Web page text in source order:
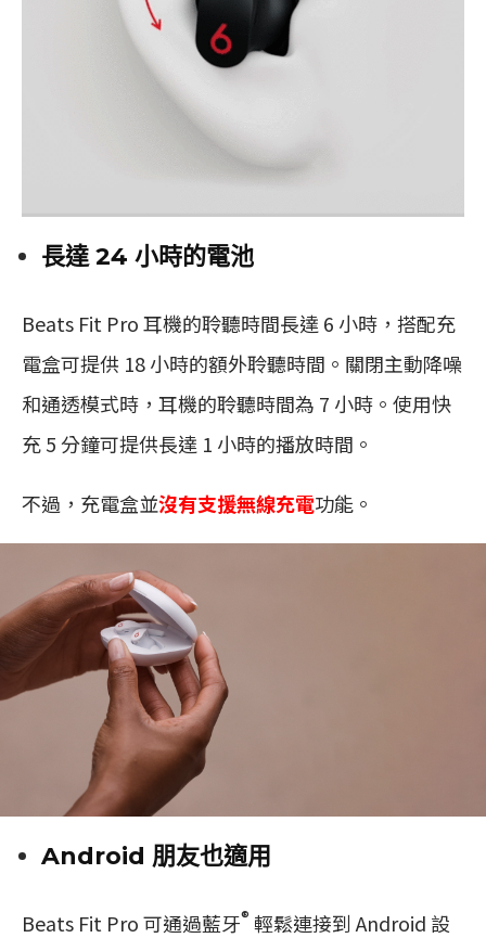
長達 24 小時的電池
Beats Fit Pro 耳機的聆聽時間長達 6 小時，搭配充
電盒可提供 18 小時的額外聆聽時間。關閉主動降噪
和通透模式時，耳機的聆聽時間為 7 小時。使用快
充 5 分鐘可提供長達 1 小時的播放時間。
不過，充電盒並沒有支援無線充電功能。
Android 朋友也適用
Beats Fit Pro 可通過藍牙® 輕鬆連接到 Android 設